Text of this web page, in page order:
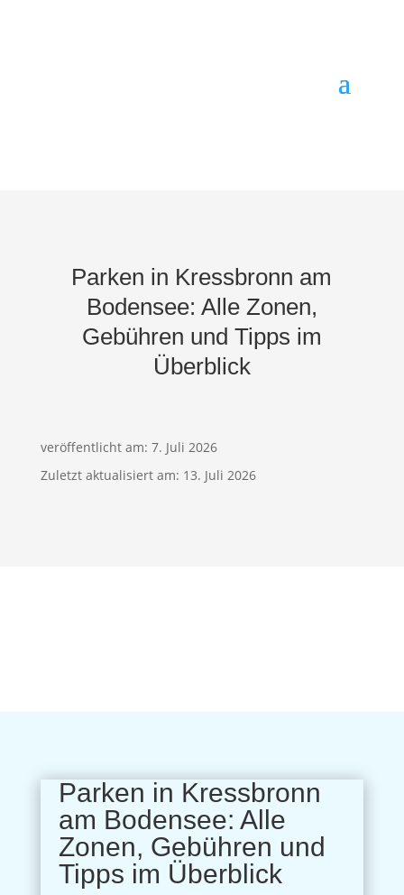
Parken in Kressbronn am
Bodensee: Alle Zonen,
Gebühren und Tipps im
Überblick
veröffentlicht am: 7. Juli 2026
Zuletzt aktualisiert am: 13. Juli 2026
Parken in Kressbronn
am Bodensee: Alle
Zonen, Gebühren und
Tipps im Überblick